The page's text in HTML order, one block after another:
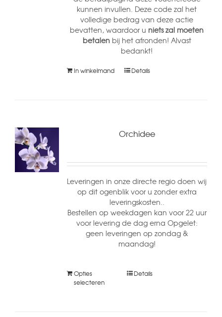
kunnen invullen. Deze code zal het
volledige bedrag van deze actie
bevatten, waardoor u niets zal moeten
betalenbij het afronden! Alvast
bedankt!
In winkelmand Details
Orchidee
Leveringen in onze directe regio doen wij
op dit ogenblik voor u zonder extra
leveringskosten..
Bestellen op weekdagen kan voor 22 uur
voor levering de dag erna Opgelet:
geen leveringen op zondag &
maandag!
Opties
selecteren
Details